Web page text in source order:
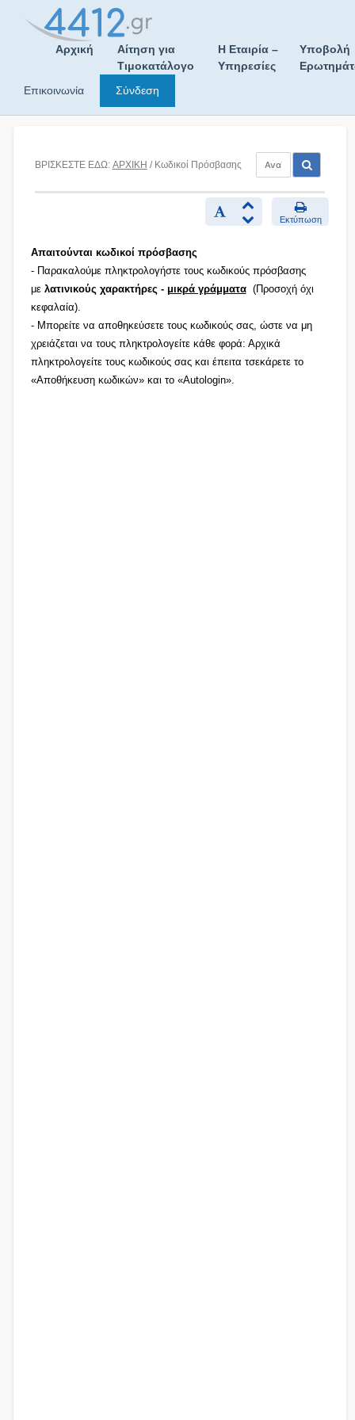
Αρχική
Αίτηση για
Τιμοκατάλογο
Η Εταιρία –
Υπηρεσίες
Υποβολή
Επικοινωνία
Σύνδεση
ΒΡΙΣΚΕΣΤΕ ΕΔΩ: ΑΡΧΙΚΗ / Κωδικοί Πρόσβασης
Εκτύπωση
Απαιτούνται κωδικοί πρόσβασης
- Παρακαλούμε πληκτρολογήστε τους κωδικούς πρόσβασης
με λατινικούς χαρακτήρες - μικρά γράμματα(Προσοχή όχι
κεφαλαία).
- Μπορείτε να αποθηκεύσετε τους κωδικούς σας, ώστε να μη
χρειάζεται να τους πληκτρολογείτε κάθε φορά: Αρχικά
πληκτρολογείτε τους κωδικούς σας και έπειτα τσεκάρετε το
«Αποθήκευση κωδικών» και το «Autologin».